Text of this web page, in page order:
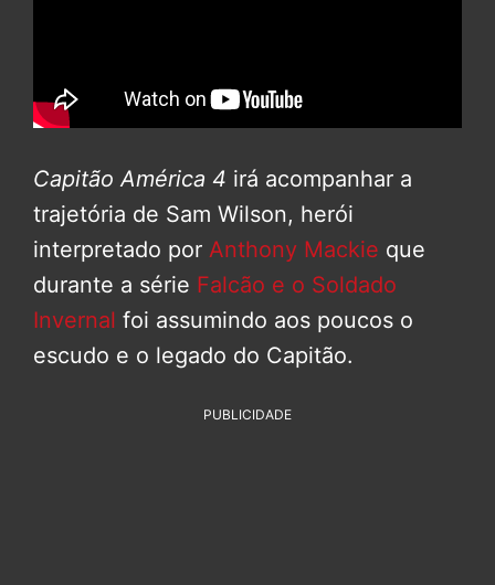
Capitão América 4 irá acompanhar a
trajetória de Sam Wilson, herói
interpretado por Anthony Mackie que
durante a série Falcão e o Soldado
Invernal foi assumindo aos poucos o
escudo e o legado do Capitão.
PUBLICIDADE